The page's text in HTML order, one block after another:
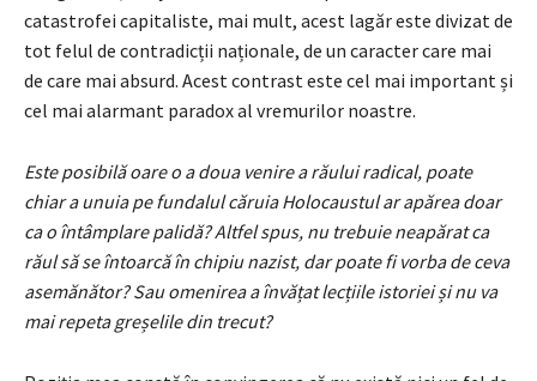
catastrofei capitaliste, mai mult, acest lagăr este divizat de
tot felul de contradicții naționale, de un caracter care mai
de care mai absurd. Acest contrast este cel mai important și
cel mai alarmant paradox al vremurilor noastre.
Este posibilă oare o a doua venire a răului radical, poate
chiar a unuia pe fundalul căruia Holocaustul ar apărea doar
ca o întâmplare palidă? Altfel spus, nu trebuie neapărat ca
răul să se întoarcă în chipiu nazist, dar poate fi vorba de ceva
asemănător? Sau omenirea a învățat lecțiile istoriei și nu va
mai repeta greșelile din trecut?